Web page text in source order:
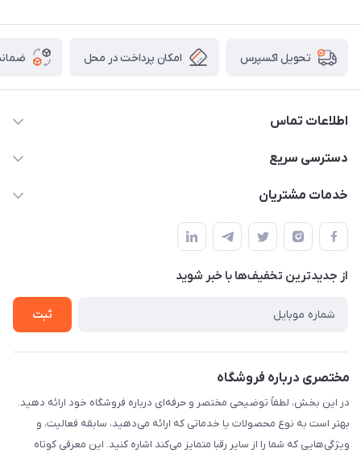
تحویل اکسپرس امکان پرداخت در محل
اطلاعات تماس
09332394024-09120346631
دسترسی سریع
حساب کاربری
لیست محصولات
درباره ما
خدمات مشتریان
قوانین و مقررات
حریم خصوصی
راهنما
از جدید‌ترین تخفیف‌ها با‌ خبر شوید
ثبت
مختصری درباره فروشگاه
در این بخش، لطفاً توضیحی مختصر و حرفه‌ای درباره فروشگاه خود ارائه دهید.
بهتر است به نوع محصولات یا خدماتی که ارائه می‌دهید، سابقه فعالیت، و
ویژگی‌هایی که شما را از سایر رقبا متمایز می‌کند اشاره کنید. این معرفی کوتاه